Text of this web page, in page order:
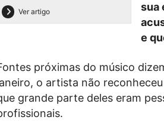
Ver artigo
sua
e
próximas do músico
o artista não
grande parte deles eram